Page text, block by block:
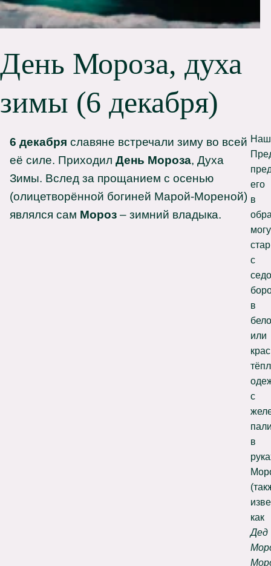
День Мороза, духа
зимы (6 декабря)
6 декабря славяне встречали зиму во всей
её силе. Приходил День Мороза, Духа
Зимы. Вслед за прощанием с осенью
(олицетворённой богиней Марой-Мореной)
являлся сам Мороз – зимний владыка.
его
в
с
в
или
с
в
как
Дед